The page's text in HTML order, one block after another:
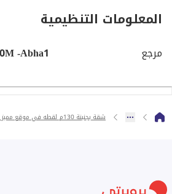
نادي صحي واجتماعي وجيم مجهز
المعلومات التنظيمية
مرجع -Abha1
شقة بجنينة 130م لقطه في موقع مميز خلف مول العرب